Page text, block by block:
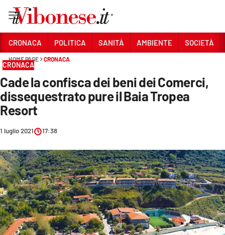
Sezioni
CRONACA
POLITICA
SOCIETÀ
CULTURA
ECONOMIA E LAVORO
EVENTI
CRONACA POLITICA SANITÀ AMBIENTE SOCIETÀ
HOME PAGE CRONACA
CRONACA
Cade la confisca dei beni dei Comerci,
dissequestrato pure il Baia Tropea
Resort
1 luglio 2021 17:38